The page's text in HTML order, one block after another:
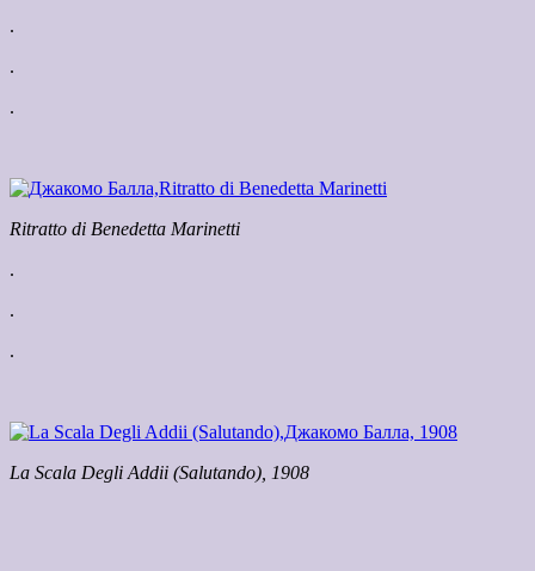
.
.
.
Ritratto di Benedetta Marinetti
.
.
.
La Scala Degli Addii (Salutando), 1908